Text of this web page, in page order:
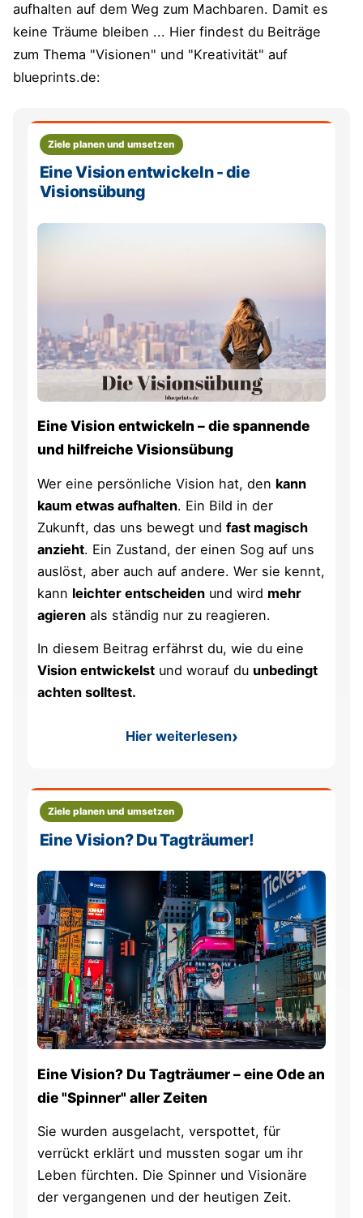
aufhalten auf dem Weg zum Machbaren. Damit es
keine Träume bleiben ... Hier findest du Beiträge
zum Thema "Visionen" und "Kreativität" auf
blueprints.de:
Ziele planen und umsetzen
Eine Vision entwickeln - die
Visionsübung
Eine Vision entwickeln – die spannende
und hilfreiche Visionsübung
Wer eine persönliche Vision hat, den kann
kaum etwas aufhalten. Ein Bild in der
Zukunft, das uns bewegt undfast magisch
anzieht. Ein Zustand, der einen Sog auf uns
auslöst, aber auch auf andere. Wer sie kennt,
kann leichter entscheiden und wird mehr
agieren als ständig nur zu reagieren.
In diesem Beitrag erfährst du, wie du eine
Vision entwickelst und worauf du unbedingt
achten solltest.
Hier weiterlesen: Eine Vision entwickeln -
Ziele planen und umsetzen
Eine Vision? Du Tagträumer!
Eine Vision? Du Tagträumer – eine Ode an
die "Spinner" aller Zeiten
Sie wurden ausgelacht, verspottet, für
verrückt erklärt und mussten sogar um ihr
Leben fürchten. Die Spinner und Visionäre
der vergangenen und der heutigen Zeit.